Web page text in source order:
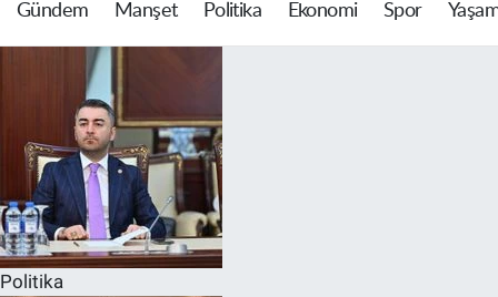
Gündem Manşet Politika Ekonomi Spor
Politika